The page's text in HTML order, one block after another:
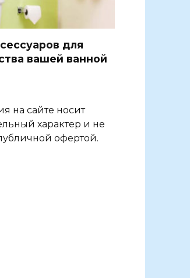
для
вашей ванной
на сайте носит
характер и не
офертой.